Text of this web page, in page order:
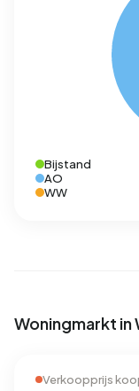
Bijstand
AO
WW
Woningmarkt in
Verkoopprijs